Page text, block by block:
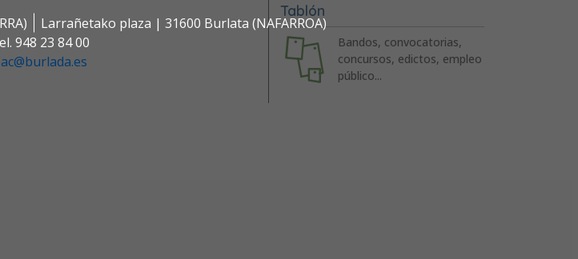
Larrañetako plaza | 31600 Burlata (NAFARROA)
948 23 84 00
Tablón
Bandos, convocatorias,
concursos, edictos, empleo
público...